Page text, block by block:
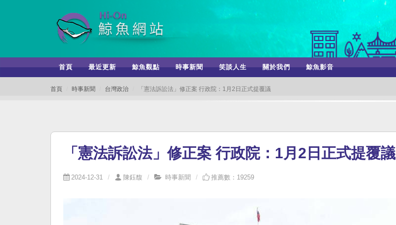
首頁 最近更新 鯨魚觀點 時事新聞 笑談人生 關於我們 鯨魚影音
首頁 時事新聞 台灣政治 「憲法訴訟法」修正案 行政院：1月2日正式提覆議
「憲法訴訟法」修正案 行政院：1月2日正式提覆議
2024-12-31 陳鈺馥 時事新聞 推薦數：19259